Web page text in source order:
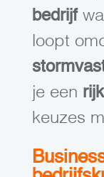
bedrijf
loopt
je een
keuzes